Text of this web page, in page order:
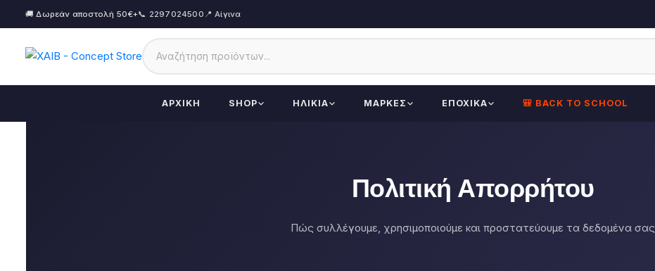
🚚 Δωρεάν αποστολή 50€+📞 2297024500 📍 Αίγινα
ΑΡΧΙΚΉ SHOP ΗΛΙΚΊΑ ΜΆΡΚΕΣ ΕΠΟΧΙΚΆ 🎒 BACK TO SCHOOL
Πολιτική Απορρήτου
Πώς συλλέγουμε, χρησιμοποιούμε και προστατεύουμε τα δεδομένα σας